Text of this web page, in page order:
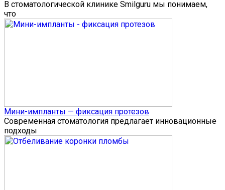
В стоматологической клинике Smilguru мы понимаем,
что
Мини-импланты — фиксация протезов
Современная стоматология предлагает инновационные
подходы